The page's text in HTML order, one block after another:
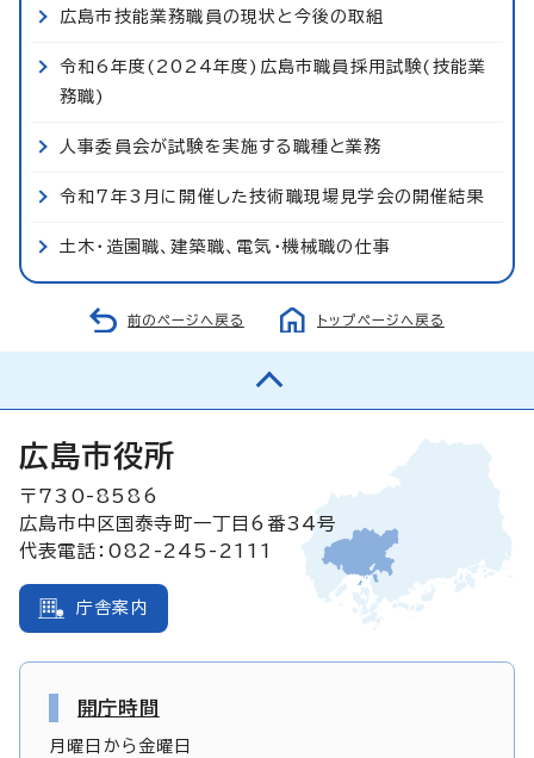
広島市技能業務職員の現状と今後の取組
令和6年度(2024年度)広島市職員採用試験(技能業
務職)
人事委員会が試験を実施する職種と業務
令和7年3月に開催した技術職現場見学会の開催結果
土木・造園職、建築職、電気・機械職の仕事
前のページへ戻る トップページへ戻る
広島市役所
〒730-8586
広島市中区国泰寺町一丁目6番34号
代表電話：082-245-2111
庁舎案内
開庁時間
月曜日から金曜日